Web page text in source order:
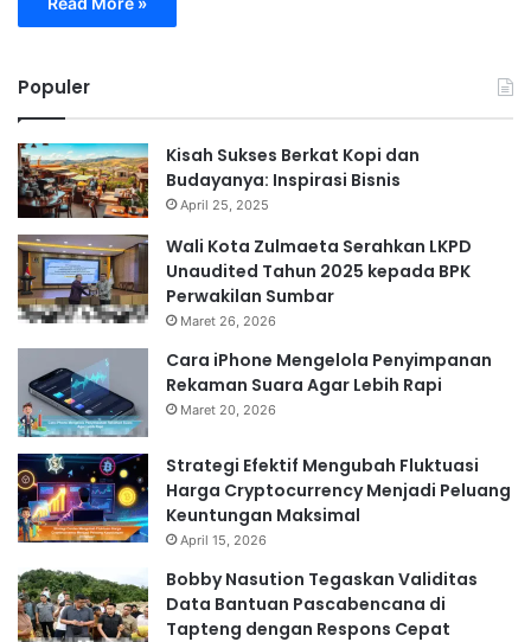
Populer
Kisah Sukses Berkat Kopi dan
Budayanya: Inspirasi Bisnis
April 25, 2025
Wali Kota Zulmaeta Serahkan LKPD
Unaudited Tahun 2025 kepada BPK
Perwakilan Sumbar
Maret 26, 2026
Cara iPhone Mengelola Penyimpanan
Rekaman Suara Agar Lebih Rapi
Maret 20, 2026
Strategi Efektif Mengubah Fluktuasi
Harga Cryptocurrency Menjadi Peluang
Keuntungan Maksimal
April 15, 2026
Bobby Nasution Tegaskan Validitas
Data Bantuan Pascabencana di
Tapteng dengan Respons Cepat